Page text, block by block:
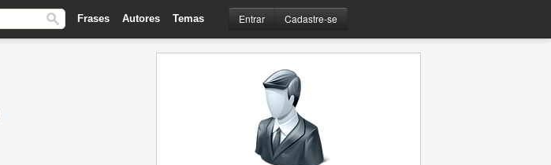
Frases Autores Temas Entrar Cadastre-se